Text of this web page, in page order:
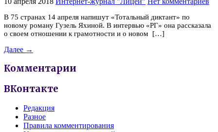
В 75 странах 14 апреля напишут «Тотальный диктант» по
новому роману Гузель Яхиной. В интервью «РГ» она рассказала
о своем отношении к грамотности и о новом […]
Далее →
Комментарии
ВКонтакте
Редакция
Разное
Правила комментирования